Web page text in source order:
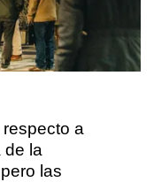
a
de la
las